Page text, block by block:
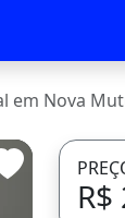
em Nova